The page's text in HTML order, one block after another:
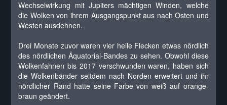
Wechselwirkung mit Jupiters mächtigen Winden, welche
die Wolken von ihrem Ausgangspunkt aus nach Osten und
Westen ausdehnen.
Drei Monate zuvor waren vier helle Flecken etwas nördlich
des nördlichen Äquatorial-Bandes zu sehen. Obwohl diese
Wolkenfahnen bis 2017 verschwunden waren, haben sich
die Wolkenbänder seitdem nach Norden erweitert und ihr
nördlicher Rand hatte seine Farbe von weiß auf orange-
braun geändert.